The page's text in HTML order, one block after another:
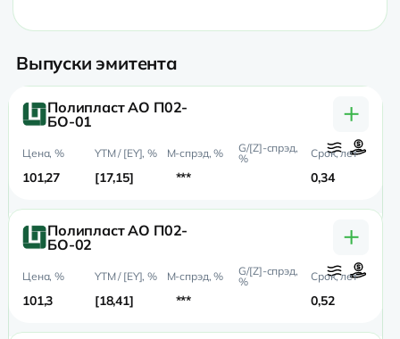
Выпуски эмитента
Полипласт АО П02-
БО-01
+
101,27 17,15 *** 0,34
Полипласт АО П02-
БО-02
+
101,3 18,41 *** 0,52